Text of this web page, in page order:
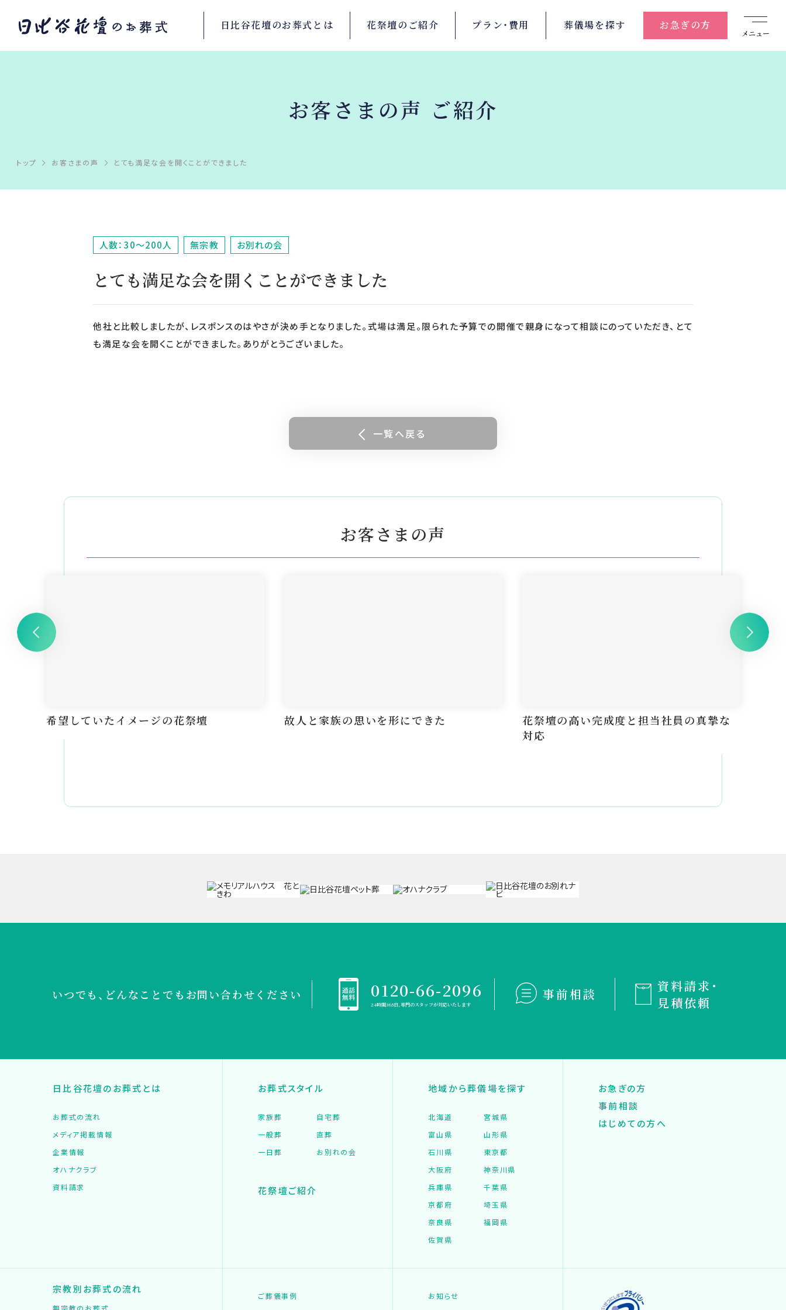
メニュー
日比谷花壇のお葬式とは 花祭壇の ご紹介 プラン・ 費用 葬儀場を探す お急ぎの方
お客さまの声 ご紹介
トップ お客さまの声 とても満足な会を開くことができました
人数：30～200人 無宗教 お別れの会
とても満足な会を開くことができました
他社と比較しましたが、レスポンスのはやさが決め手となりました。式場は満足。限られた予算での開催で親身になって相談にのっていただき、とて
も満足な会を開くことができました。ありがとうございました。
一覧へ戻る
お客さまの声
希望していたイメージの花祭壇 故人と家族の思いを形にできた
花祭壇の高い完成度と担当社員の真摯な
対応
いつでも、どんなことでも お問い合わせください 0120-66-2096
24時間365日、専門のスタッフが対応いたします
事前相談
資料請求・
見積依頼
日比谷花壇のお葬式とは
お葬式の流れ
メディア掲載情報
企業情報
オハナクラブ
資料請求
お葬式スタイル
家族葬
自宅葬
一般葬
直葬
一日葬
お別れの会
花祭壇ご紹介
地域から葬儀場を探す
北海道
宮城県
富山県
山形県
石川県
東京都
大阪府
神奈川県
兵庫県
千葉県
京都府
埼玉県
奈良県
福岡県
佐賀県
お急ぎの方
事前相談
はじめての方へ
宗教別お葬式の流れ
無宗教のお葬式
ご葬儀事例
お知らせ